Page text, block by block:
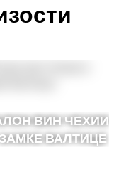
ВИН ЧЕХИИ
ВАЛТИЦЕ